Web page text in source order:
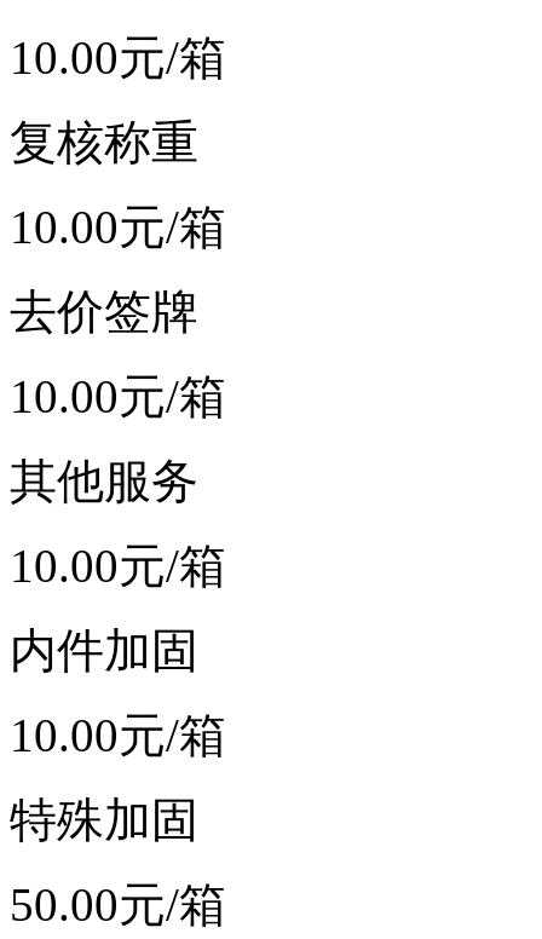
10.00元/箱
复核称重
10.00元/箱
去价签牌
10.00元/箱
其他服务
10.00元/箱
内件加固
10.00元/箱
特殊加固
50.00元/箱